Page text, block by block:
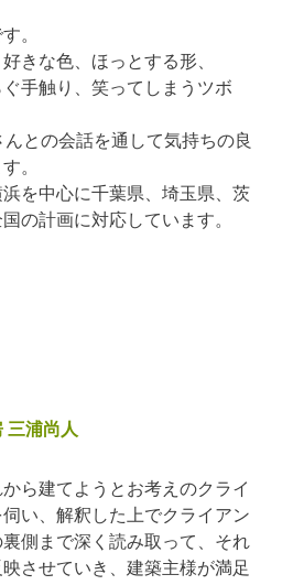
。
きな色、ほっとする形、
手触り、笑ってしまうツボ
との会話を通して気持ちの良
。
を中心に千葉県、埼玉県、茨
の計画に対応しています。
三浦尚人
ら建てようとお考えのクライ
い、解釈した上でクライアン
側まで深く読み取って、それ
させていき、建築主様が満足